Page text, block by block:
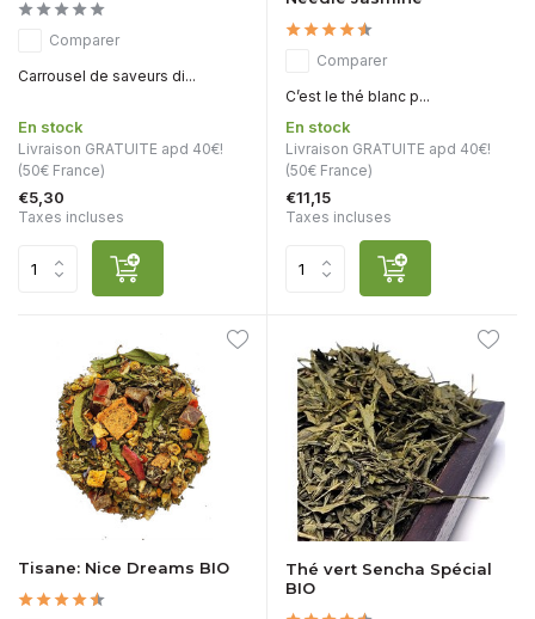
Comparer
Carrousel de saveurs di...
En stock
Livraison GRATUITE apd 40€!
(50€ France)
€5,30
Taxes incluses
Comparer
C’est le thé blanc p...
En stock
Livraison GRATUITE apd 40€!
(50€ France)
€11,15
Taxes incluses
Tisane: Nice Dreams BIO
Thé vert Sencha Spécial
BIO